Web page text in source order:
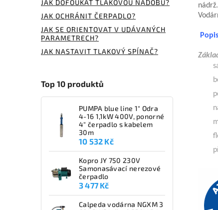
JAK DOFOUKAT TLAKOVOU NÁDOBU?
JAK OCHRÁNIT ČERPADLO?
JAK SE ORIENTOVAT V UDÁVANÝCH
PARAMETRECH?
JAK NASTAVIT TLAKOVÝ SPÍNAČ?
Top 10 produktů
PUMPA blue line 1" Odra
4-16 1,1kW 400V, ponorné
4" čerpadlo s kabelem
30m
10 532 Kč
Kopro JY 750 230V
Samonasávací nerezové
čerpadlo
3 477 Kč
Calpeda vodárna NGXM 3
nádrž.
Popis